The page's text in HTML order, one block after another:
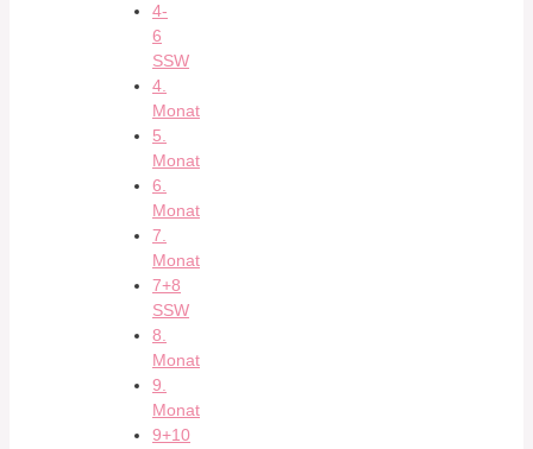
4-
6
SSW
4.
Monat
5.
Monat
6.
Monat
7.
Monat
7+8
SSW
8.
Monat
9.
Monat
9+10